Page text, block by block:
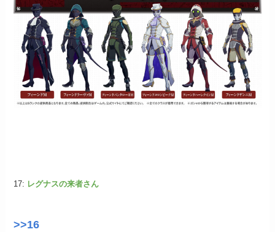
17: レグナスの来者さん
>>16